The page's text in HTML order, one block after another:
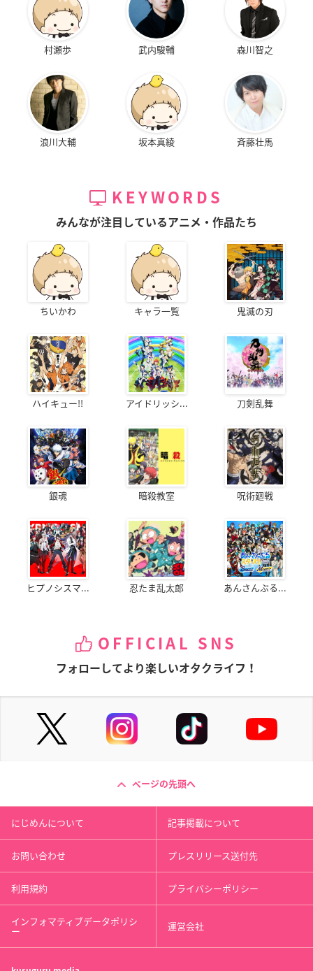
村瀬歩 武内駿輔 森川智之
浪川大輔 坂本真綾 斉藤壮馬
KEYWORDS
みんなが注目しているアニメ・作品たち
ちいかわ キャラ一覧 鬼滅の刃
ハイキュー!! アイドリッシ... 刀剣乱舞
銀魂 暗殺教室 呪術廻戦
ヒプノシスマ... 忍たま乱太郎 あんさんぶる...
OFFICIAL SNS
フォローしてより楽しいオタクライフ！
ページの先頭へ
にじめんについて 記事掲載について
お問い合わせ プレスリリース送付先
利用規約 プライバシーポリシー
インフォマティブデータポリシ
ー 運営会社